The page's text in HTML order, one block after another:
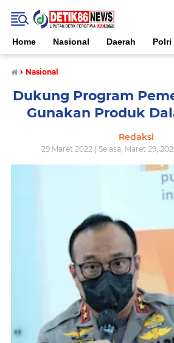
Home Nasional Daerah Polri
› Nasional
Dukung Program
Gunakan Produk
Redaksi
29 Maret 2022 | Selasa, Maret 29,